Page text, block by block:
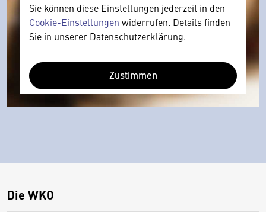
Sie können diese Einstellungen jederzeit in den
Cookie-Einstellungen widerrufen. Details finden
Sie in unserer Datenschutzerklärung.
Zustimmen
Die WKO